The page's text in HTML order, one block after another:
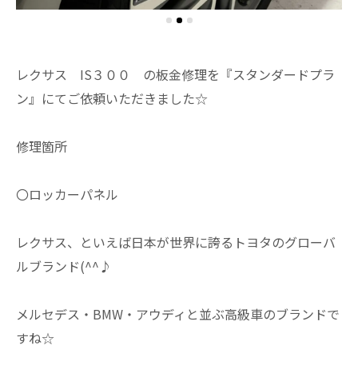
レクサス IS３００ の板金修理を『スタンダードプラ
ン』にてご依頼いただきました☆
修理箇所
〇ロッカーパネル
レクサス、といえば日本が世界に誇るトヨタのグローバ
ルブランド(^^♪
メルセデス・BMW・アウディと並ぶ高級車のブランドで
すね☆